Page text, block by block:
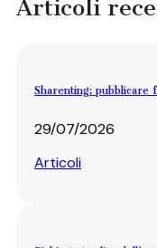
Articoli
Sharenting: pubblicare
29/07/2026
Articoli